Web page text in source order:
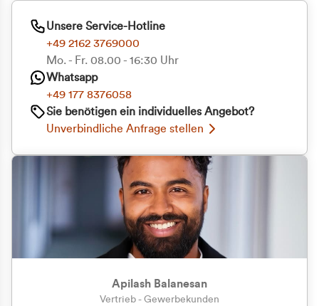
Unsere Service-Hotline
+49 2162 3769000
Mo. - Fr. 08.00 - 16:30 Uhr
Whatsapp
+49 177 8376058
Sie benötigen ein individuelles Angebot?
Unverbindliche Anfrage stellen
Apilash Balanesan
Vertrieb - Gewerbekunden